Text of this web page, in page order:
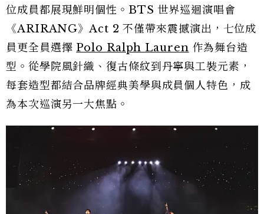
位成員都展現鮮明個性。BTS 世界巡迴演唱會
《ARIRANG》Act 2 不僅帶來震撼演出，七位成
員更全員選擇 Polo Ralph Lauren 作為舞台造
型。從學院風針織、復古條紋到丹寧與工裝元素，
每套造型都結合品牌經典美學與成員個人特色，成
為本次巡演另一大焦點。